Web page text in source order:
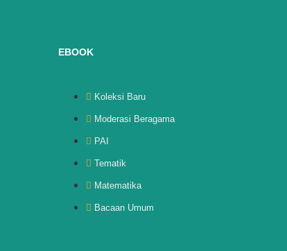
EBOOK
Koleksi Baru
Moderasi Beragama
PAI
Tematik
Matematika
Bacaan Umum